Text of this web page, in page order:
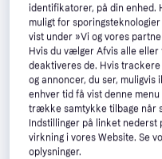
identifikatorer, på din enhed.
muligt for
vist under »Vi og vores
Hvis du vælger Afvis alle
deaktiveres de. Hvis
og annoncer, du ser, muligvis
enhver tid få vist denne
trække samtykke tilbage når
Indstillinger på linket nederst
virkning i vores Website. Se
oplysninger.